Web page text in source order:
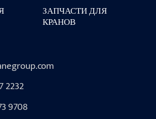
ЗАПЧАСТИ ДЛЯ
КРАНОВ
2232
9708